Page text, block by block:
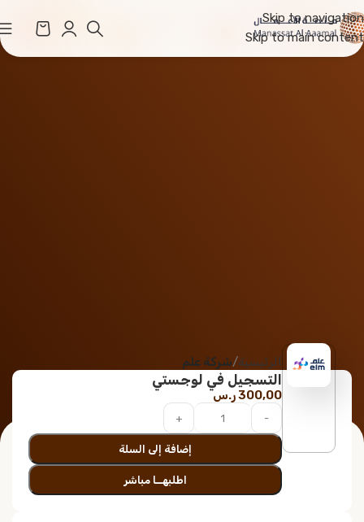
Skip to navigation
Skip to main content
الرئيسية شركة علم
التسجيل في لوجستي
300,00ر.س
إضافة إلى السلة
اطلبهــا مباشر